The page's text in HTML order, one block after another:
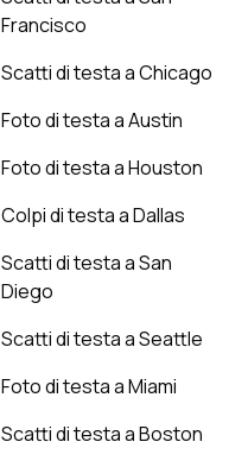
Francisco
Scatti di testa a Chicago
Foto di testa a Austin
Foto di testa a Houston
Colpi di testa a Dallas
Scatti di testa a San
Diego
Scatti di testa a Seattle
Foto di testa a Miami
Scatti di testa a Boston